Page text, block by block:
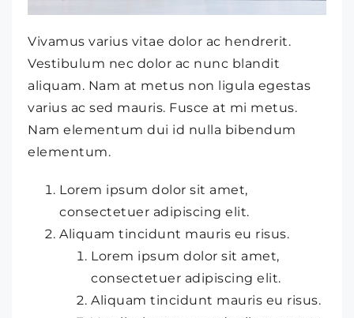
Vivamus varius vitae dolor ac hendrerit.
Vestibulum nec dolor ac nunc blandit
aliquam. Nam at metus non ligula egestas
varius ac sed mauris. Fusce at mi metus.
Nam elementum dui id nulla bibendum
elementum.
Lorem ipsum dolor sit amet,
consectetuer adipiscing elit.
Aliquam tincidunt mauris eu risus.
Lorem ipsum dolor sit amet,
consectetuer adipiscing elit.
Aliquam tincidunt mauris eu risus.